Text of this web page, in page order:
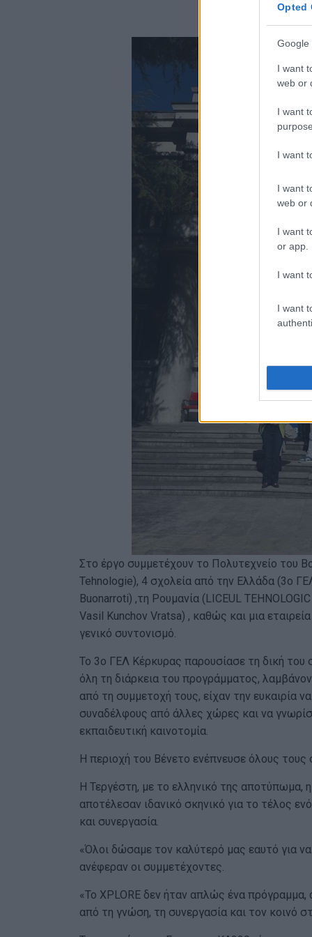
Opted
Google
I want
web or
I want
I want
I want
web or
I want
or app.
I want
I want
Στο έργο συμμετέχουν το Πολυτεχνείο του
Tehnologie), 4 σχολεία από την Ελλάδα (3o
Buonarroti) ,τη Ρουμανία (LICEUL
Vasil Kunchov Vratsa) , καθώς και μια
γενικό συντονισμό.
Το 3ο ΓΕΛ Κέρκυρας παρουσίασε τη δική του
όλη τη διάρκεια του προγράμματος,
από τη συμμετοχή τους, είχαν την ευκαιρία
συναδέλφους από άλλες χώρες και να
εκπαιδευτική καινοτομία.
Η περιοχή του Βένετο ενέπνευσε όλους τους
Η Τεργέστη, με το ελληνικό της αποτύπωμα,
αποτέλεσαν ιδανικό σκηνικό για το τέλος
και συνεργασία.
«Όλοι δώσαμε τον καλύτερό μας εαυτό για
ανέφεραν οι συμμετέχοντες.
«Το XPLORE δεν ήταν απλώς ένα
από τη γνώση, τη συνεργασία και τον κοινό